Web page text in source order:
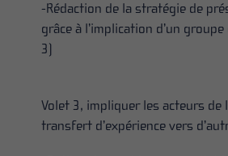
-Rédaction de la stratégie de
grâce à l’implication d’un
3)
Volet 3, impliquer les acteurs
transfert d’expérience vers